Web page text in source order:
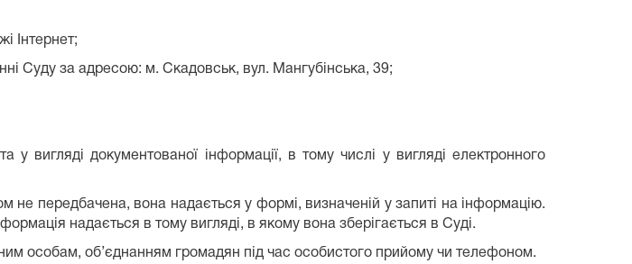
Інтернет;
Суду за адресою: м. Скадовськ, вул. Мангубінська, 39;
вигляді документованої інформації, в тому числі у вигляді електронного
не передбачена, вона надається у формі, визначеній у запиті на інформацію.
надається в тому вигляді, в якому вона зберігається в Суді.
особам, об’єднанням громадян під час особистого прийому чи телефоном.